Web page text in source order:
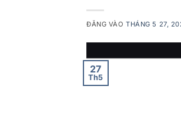
ĐĂNG VÀOTHÁNG 5 27,
27
Th5